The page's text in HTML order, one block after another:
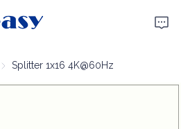
مقسمSplitter 1x16 4K@60Hz